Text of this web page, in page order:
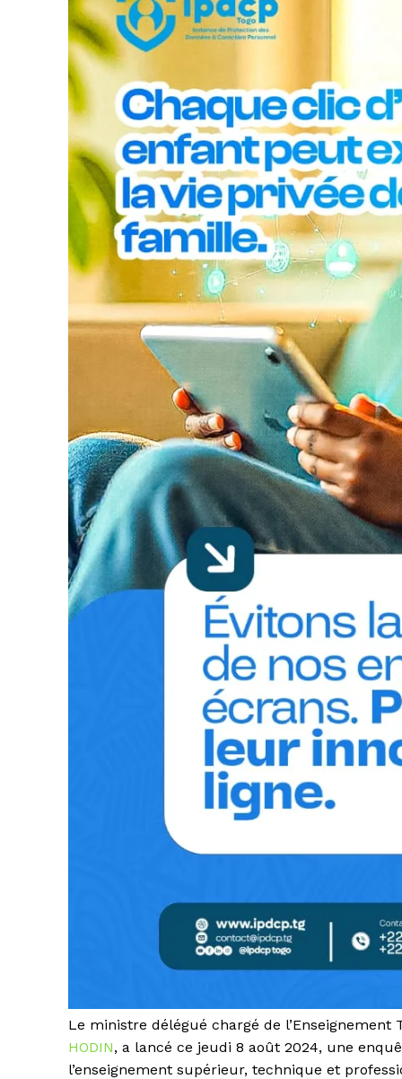
Le ministre délégué chargé de
HODIN, a lancé ce jeudi 8 août 2024, une
l’enseignement supérieur, technique et